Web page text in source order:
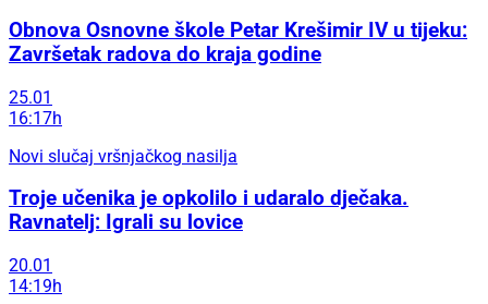
Obnova Osnovne škole Petar Krešimir IV u tijeku:
Završetak radova do kraja godine
25.01
16:17h
Novi slučaj vršnjačkog nasilja
Troje učenika je opkolilo i udaralo dječaka.
Ravnatelj: Igrali su lovice
20.01
14:19h